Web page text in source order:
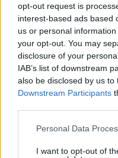
opt-out request is
interest-based ads based
us or personal
your opt-out. You may
disclosure of your
IAB’s list of downstream
also be disclosed by us to
Downstream Participants
Please note that this
not limited to your visit or
Personal Data
I want to opt-out of
Αλεξανδρος Δ
09.06.2026, 13:25
15 χρόνια φυλακή
πάει το πράγμα η
λίγο. Αν ξέρουν ότι
15 χρόνια φυλακή δεν
ΑΠΑΝΤΗΣΗ
ΠΡΟΣΘΗΚΗ